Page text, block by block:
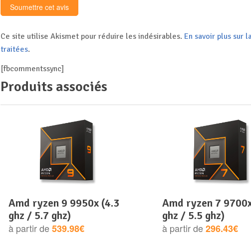
Ce site utilise Akismet pour réduire les indésirables. En savoir plus sur
traitées.
[fbcommentssync]
Produits associés
amd ryzen 9 9950x (4.3
ghz / 5.7 ghz)
à partir de539.98€
amd ryzen 7 9700x (3.8
ghz / 5.5 ghz)
à partir de296.43€